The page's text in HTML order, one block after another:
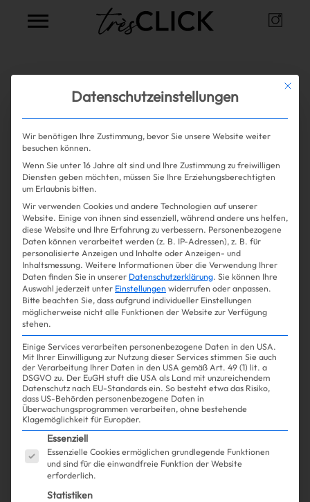
Shopping
Gossip
Experience
Win Win
Alle Artikel zum ThemaHandy
Experience Life| 12.06.2024
So bekommst du jetzt die neuen
KI-Emojis aufs Handy
Mehr lesen
Mit
Datenschutzeinstellungen
Wir benötigen Ihre Zustimmung, bevor Sie unsere Website weiter
besuchen können.
Wenn Sie unter 16 Jahre alt sind und Ihre Zustimmung zu freiwilligen
Diensten geben möchten, müssen Sie Ihre Erziehungsberechtigten
um Erlaubnis bitten.
Wir verwenden Cookies und andere Technologien auf unserer
Website. Einige von ihnen sind essenziell, während andere uns helfen,
diese Website und Ihre Erfahrung zu verbessern. Personenbezogene
Daten können verarbeitet werden (z. B. IP-Adressen), z. B. für
personalisierte Anzeigen und Inhalte oder Anzeigen- und
Inhaltsmessung. Weitere Informationen über die Verwendung Ihrer
Daten finden Sie in unserer Datenschutzerklärung. Sie können Ihre
Auswahl jederzeit unter Einstellungen widerrufen oder anpassen.
Bitte beachten Sie, dass aufgrund individueller Einstellungen
möglicherweise nicht alle Funktionen der Website zur Verfügung
stehen.
Einige Services verarbeiten personenbezogene Daten in den USA.
Mit Ihrer Einwilligung zur Nutzung dieser Services stimmen Sie auch
der Verarbeitung Ihrer Daten in den USA gemäß Art. 49 (1) lit. a
DSGVO zu. Der EuGH stuft die USA als Land mit unzureichendem
Datenschutz nach EU-Standards ein. So besteht etwa das Risiko,
dass US-Behörden personenbezogene Daten in
Überwachungsprogrammen verarbeiten, ohne bestehende
Klagemöglichkeit für Europäer.
Es folgt eine Liste der Service-Gruppen, für die
Essenziell
Essenzielle Cookies ermöglichen grundlegende Funktionen
und sind für die einwandfreie Funktion der Website
erforderlich.
Statistiken